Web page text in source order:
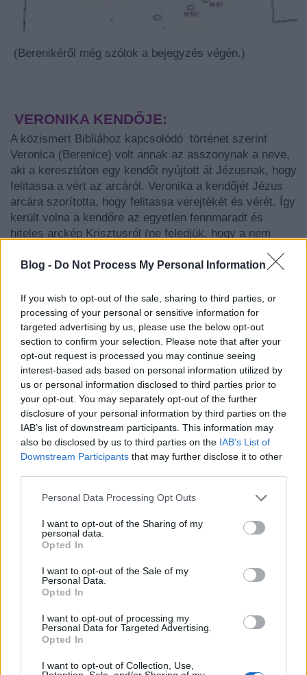
Blog - Do Not Process My Personal Information
If you wish to opt-out of the sale, sharing to third parties, or
processing of your personal or sensitive information for
targeted advertising by us, please use the below opt-out
section to confirm your selection. Please note that after your
opt-out request is processed you may continue seeing
interest-based ads based on personal information utilized by
us or personal information disclosed to third parties prior to
your opt-out. You may separately opt-out of the further
disclosure of your personal information by third parties on the
IAB’s list of downstream participants. This information may
also be disclosed by us to third parties on the IAB’s List of
Downstream Participants that may further disclose it to other
Please note that this website/app uses one or more Google
not limited to your visit or usage behaviour. You may click to
grant or deny consent to Google and its third-party tags to
use your data for below specified purposes in below Google
consent section.
Personal Data Processing Opt Outs
I want to opt-out of the Sharing of my
personal data.
Opted In
I want to opt-out of the Sale of my
Personal Data.
Opted In
I want to opt-out of processing my
Personal Data for Targeted Advertising.
Opted In
I want to opt-out of Collection, Use,
(Berenikéről még szólok a bejegyzés végén.)
VERONIKA KENDŐJE:
A közismert Bibliához kapcsolódó történet szerint
Veronica (Berenice) volt annak az asszonynak a neve,
aki a keresztúton egy kendőt nyújtott át Jézusnak, hogy
felitassa a vért az arcáról. Veronika a kendőjét Jézus
arcára szorította, hogy felitassa verejtékét és vérét. Így
került volna a kendőre az egyetlen fennmaradt és
hiteles arckép Krisztusról (ne feledjük, hogy a nem
vélt vagy valós alakjának és arcának lenyomatát
Érdekesség, hogy avera (igaz) és azicon(kép)
szavak összetétele, tehát azt jelenti:hiteles képmás
Innen ered hát a Veronika névalak? A középkorban
ugyanis magát az arcképet nevezték Veronikának.
MICSODA VERONIKA KENDŐJE?